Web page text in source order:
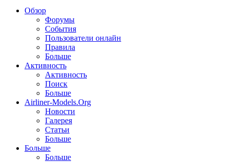
Обзор
Форумы
События
Пользователи онлайн
Правила
Больше
Активность
Активность
Поиск
Больше
Airliner-Models.Org
Новости
Галерея
Статьи
Больше
Больше
Больше